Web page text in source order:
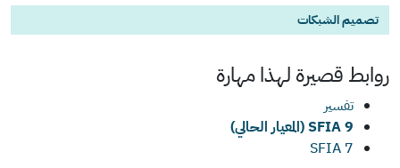
تصميم الشبكات
روابط قصيرة لهذامهارة
تفسير
SFIA 9 (المعيار الحالي)
SFIA 7